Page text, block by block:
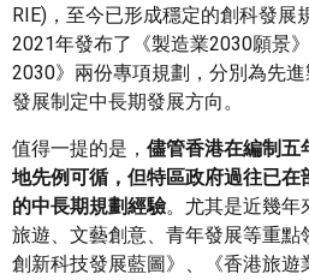
RIE)，至今已形成穩定的創科發展
2021年發布了《製造業2030願景
2030》兩份專項規劃，分別為先
發展制定中長期發展方向。
值得一提的是， 儘管香港在編制五
地先例可循，但特區政府過往已在
的中長期規劃經驗。尤其是近幾年
旅遊、文藝創意、青年發展等重點
創新科技發展藍圖》、《香港旅遊